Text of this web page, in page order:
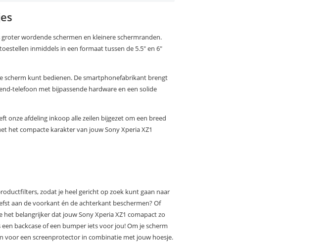
wordende schermen en kleinere schermranden.
inmiddels in een formaat tussen de 5.5" en 6"
scherm kunt bedienen. De smartphonefabrikant brengt
telefoon met bijpassende hardware en een solide
onze afdeling inkoop alle zeilen bijgezet om een breed
het compacte karakter van jouw Sony Xperia XZ1
zodat je heel gericht op zoek kunt gaan naar
aan de voorkant én de achterkant beschermen? Of
belangrijker dat jouw Sony Xperia XZ1 comapact zo
backcase of een bumper iets voor jou! Om je scherm
voor een screenprotector in combinatie met jouw hoesje.